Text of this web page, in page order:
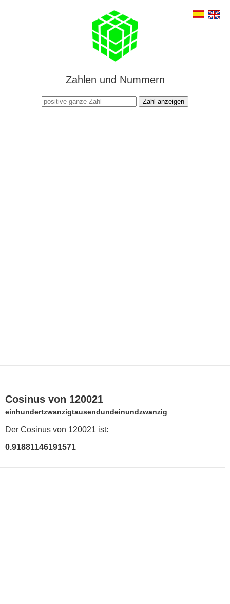
Zahlen und Nummern
Zahl anzeigen
Cosinus von 120021
einhundertzwanzigtausendundeinundzwanzig
Der Cosinus von 120021 ist:
0.91881146191571